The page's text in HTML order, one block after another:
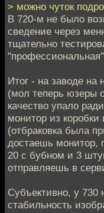
> можно чуток
В 720-м не было
сведение через
тщательно
Итог - на заводе на
(мол теперь юзеры
качество упало
монитор из
(отбраковка была
достаешь монитор,
20 с бубном и 3
отправляешь в
Субъективно, у 730
стабильность